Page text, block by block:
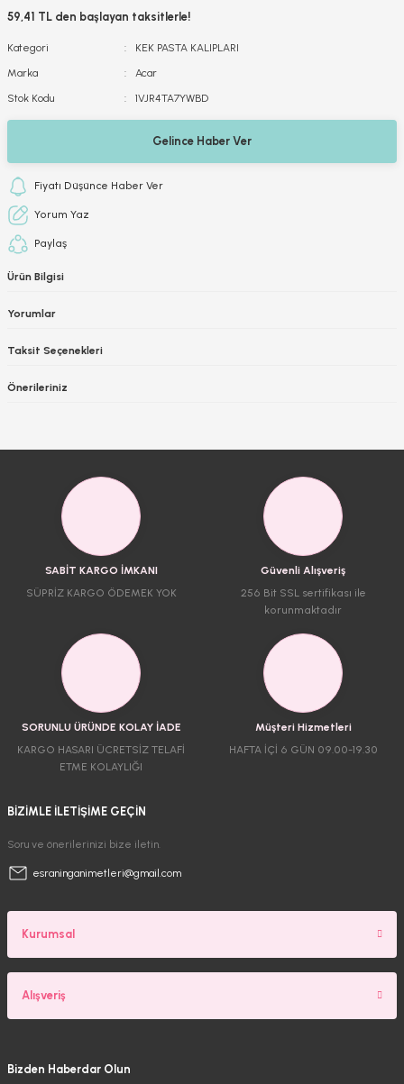
59,41 TL den başlayan taksitlerle!
Kategori
KEK PASTA KALIPLARI
Marka
Acar
Stok Kodu
1VJR4TA7YWBD
Gelince Haber Ver
Fiyatı Düşünce Haber Ver
Yorum Yaz
Paylaş
Ürün Bilgisi
Yorumlar
Taksit Seçenekleri
Önerileriniz
SABİT KARGO İMKANI
SÜPRİZ KARGO ÖDEMEK YOK
Güvenli Alışveriş
256 Bit SSL sertifikası ile
korunmaktadır
SORUNLU ÜRÜNDE KOLAY İADE
KARGO HASARI ÜCRETSİZ TELAFİ
ETME KOLAYLIĞI
Müşteri Hizmetleri
HAFTA İÇİ 6 GÜN 09.00-19.30
BİZİMLE İLETİŞİME GEÇİN
Soru ve önerilerinizi bize iletin.
esraninganimetleri@gmail.com
Kurumsal
Alışveriş
Bizden Haberdar Olun